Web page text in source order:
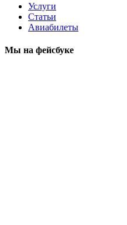
Услуги
Статьи
Авиабилеты
Мы на фейсбуке